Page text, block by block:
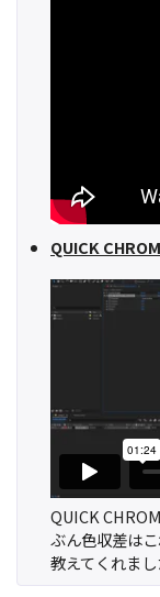
QUICK
QUICK
ぶん色収差は
教えてくれま